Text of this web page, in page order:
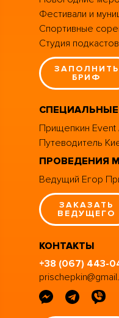
Фестивали и
Спортивные
Студия
ЗАПОЛНИТЬ
БРИФ
Прищепкин Event
Путеводитель
ПРОВЕДЕНИЯ
Ведущий Егор
ЗАКАЗАТЬ
ВЕДУЩЕГО
КОНТАКТЫ
+38 (067) 443-